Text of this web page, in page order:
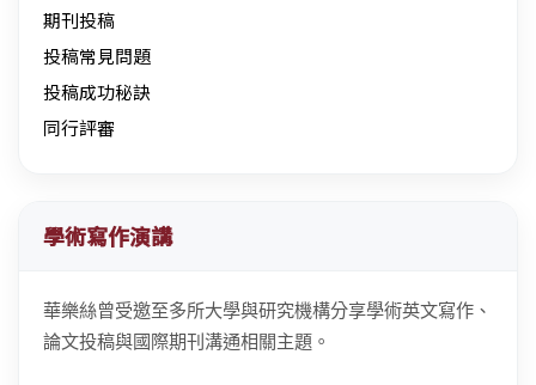
期刊投稿
投稿常見問題
投稿成功秘訣
同行評審
學術寫作演講
華樂絲曾受邀至多所大學與研究機構分享學術英文寫作、
論文投稿與國際期刊溝通相關主題。